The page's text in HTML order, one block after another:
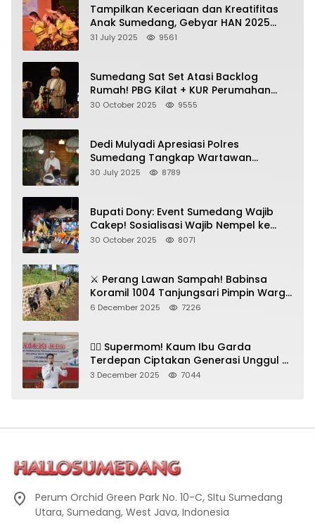
Tampilkan Keceriaan dan Kreatifitas
Anak Sumedang, Gebyar HAN 2025
Dihadiri Bupati dan Wabup
31 July 2025 9561
Sumedang Sat Set Atasi Backlog
Rumah! PBG Kilat + KUR Perumahan
Jadi Kunci!
30 October 2025 9555
Dedi Mulyadi Apresiasi Polres
Sumedang Tangkap Wartawan
Gadungan Pemeras Kades
30 July 2025 8789
Bupati Dony: Event Sumedang Wajib
Cakep! Sosialisasi Wajib Nempel ke
Seni Budaya!
30 October 2025 8071
⚔️ Perang Lawan Sampah! Babinsa
Koramil 1004 Tanjungsari Pimpin Warga
Bersihkan Gorong-Gorong & Plastik
6 December 2025 7226
🦸‍♀️ Supermom! Kaum Ibu Garda
Terdepan Ciptakan Generasi Unggul di
Sumedang
3 December 2025 7044
Perum Orchid Green Park No. 10-C, SItu Sumedang
Utara, Sumedang, West Java, Indonesia